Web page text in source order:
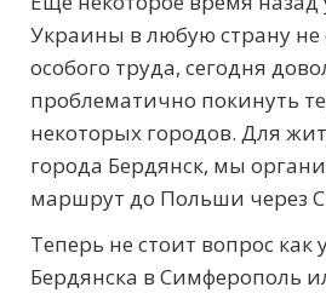
Украины в любую страну не
особого труда, сегодня
проблематично покинуть
некоторых городов. Для
города Бердянск, мы
маршрут до Польши через
Теперь не стоит вопрос как
Бердянска в Симферополь